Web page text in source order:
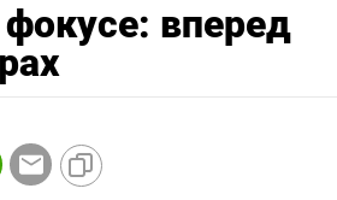
вперед